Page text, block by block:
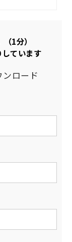
1分）
ています
ロード